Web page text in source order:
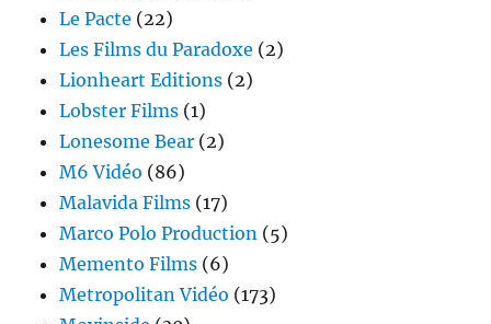
Le Pacte (22)
Les Films du Paradoxe (2)
Lionheart Editions (2)
Lobster Films (1)
Lonesome Bear (2)
M6 Vidéo (86)
Malavida Films (17)
Marco Polo Production (5)
Memento Films (6)
Metropolitan Vidéo (173)